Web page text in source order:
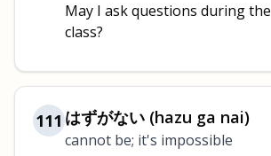
May I ask questions during the
class?
111 はずがない (hazu ga nai)
cannot be; it's impossible